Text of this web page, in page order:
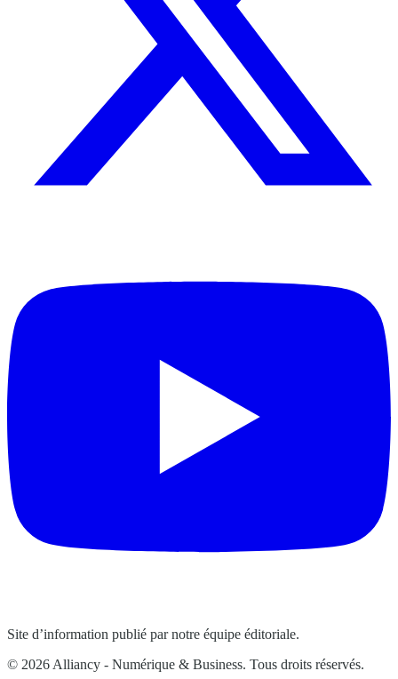
Site d’information publié par notre équipe éditoriale.
© 2026 Alliancy - Numérique & Business. Tous droits réservés.